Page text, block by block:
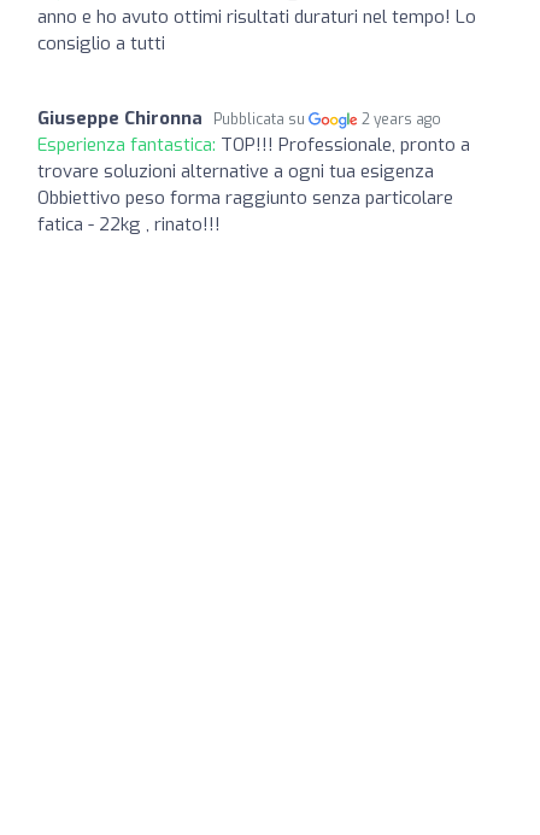
anno e ho avuto ottimi risultati duraturi nel tempo! Lo
consiglio a tutti
Giuseppe Chironna Pubblicata su 2 years ago
Esperienza fantastica: TOP!!! Professionale, pronto a
trovare soluzioni alternative a ogni tua esigenza
Obbiettivo peso forma raggiunto senza particolare
fatica - 22kg , rinato!!!